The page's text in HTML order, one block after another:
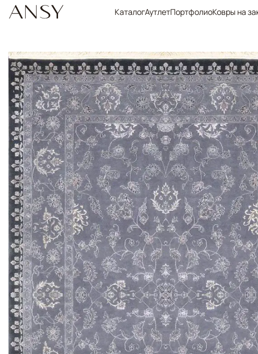
КаталогАутлетПортфолиоКовры на